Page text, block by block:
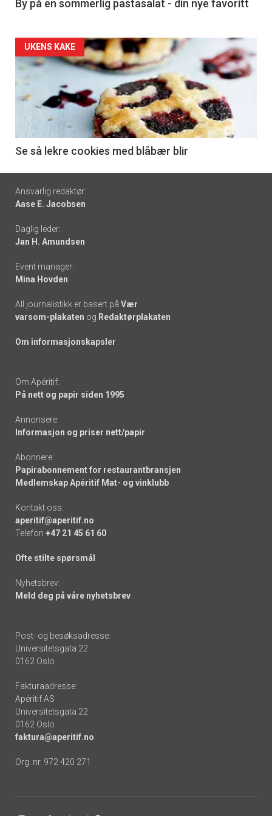
5
By på en sommerlig pastasalat - din nye favoritt
Forsiden
akkurat
nå
6
UKENS KAKE
Se så lekre cookies med blåbær blir
Footer
-
links
Ansvarlig redaktør:
Aase E. Jacobsen
Daglig leder:
Jan H. Amundsen
Event manager:
Mina Hovden
All journalistikk er basert på Vær
varsom-plakaten og Redaktørplakaten
Om informasjonskapsler
Om Apéritif:
På nett og papir siden 1995
Annonsere:
Informasjon og priser nett/papir
Abonnere:
Papirabonnement for restaurantbransjen
Medlemskap Apéritif Mat- og vinklubb
Kontakt oss:
aperitif@aperitif.no
Telefon +47 21 45 61 60
Ofte stilte spørsmål
Nyhetsbrev:
Meld deg på våre nyhetsbrev
Post- og besøksadresse:
Universitetsgata 22
0162 Oslo
Fakturaadresse:
Apéritif AS
Universitetsgata 22
0162 Oslo
faktura@aperitif.no
Org. nr. 972 420 271